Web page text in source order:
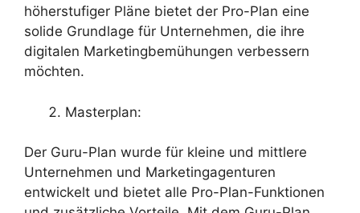
höherstufiger Pläne bietet der Pro-Plan eine
solide Grundlage für Unternehmen, die ihre
digitalen Marketingbemühungen verbessern
möchten.
Masterplan:
Der Guru-Plan wurde für kleine und mittlere
Unternehmen und Marketingagenturen
entwickelt und bietet alle Pro-Plan-Funktionen